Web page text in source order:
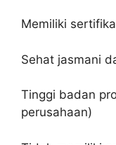
Memiliki
Sehat jasmani
Tinggi badan
perusahaan)